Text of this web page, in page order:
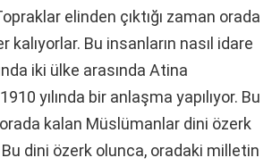
elinden çıktığı zaman orada
kalıyorlar. Bu insanların nasıl idare
iki ülke arasında Atina
yılında bir anlaşma yapılıyor. Bu
kalan Müslümanlar dini özerk
Bu dini özerk olunca, oradaki milletin